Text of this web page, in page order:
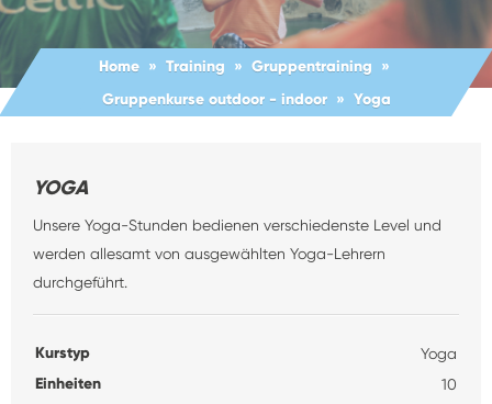
Home Training
Gruppentraining
Gruppenkurse outdoor - indoor
Yoga
YOGA
Unsere Yoga-Stunden bedienen verschiedenste Level und
werden allesamt von ausgewählten Yoga-Lehrern
durchgeführt.
Kurstyp Yoga
Einheiten 10